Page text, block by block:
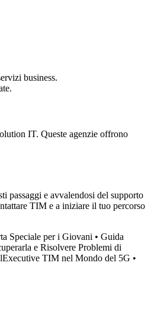
business.
IT. Queste agenzie offrono
passaggi e avvalendosi del supporto
TIM e a iniziare il tuo percorso
Speciale per i Giovani • Guida
e Risolvere Problemi di
TIM nel Mondo del 5G •